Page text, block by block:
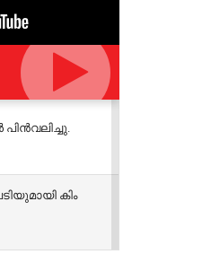
കിം